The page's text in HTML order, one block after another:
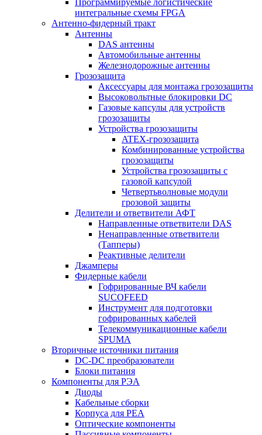
Программируемые логистические
интегральные схемы FPGA
Антенно-фидерный тракт
Антенны
DAS антенны
Автомобильные антенны
Железнодорожные антенны
Грозозащита
Аксессуары для монтажа грозозащиты
Высоковольтные блокировки DC
Газовые капсулы для устройств
грозозащиты
Устройства грозозащиты
ATEX-грозозащита
Комбинированные устройства
грозозащиты
Устройства грозозащиты с
газовой капсулой
Четвертьволновые модули
грозовой защиты
Делители и ответвители АФТ
Направленные ответвители DAS
Ненаправленные ответвители
(Тапперы)
Реактивные делители
Джамперы
Фидерные кабели
Гофрированные ВЧ кабели
SUCOFEED
Инструмент для подготовки
гофрированных кабелей
Телекоммуникационные кабели
SPUMA
Вторичные источники питания
DC-DC преобразователи
Блоки питания
Компоненты для РЭА
Диоды
Кабельные сборки
Корпуса для РЕА
Оптические компоненты